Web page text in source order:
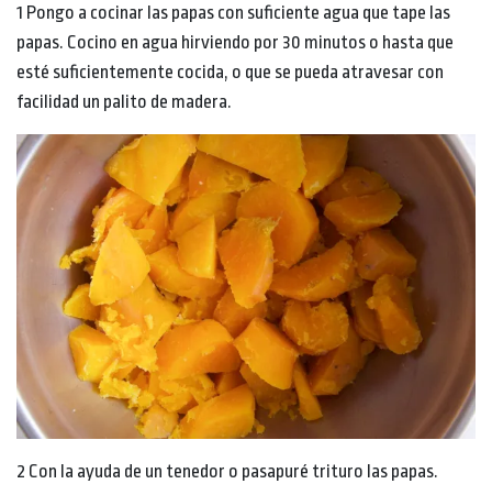
1 Pongo a cocinar las papas con suficiente agua que tape las
papas. Cocino en agua hirviendo por 30 minutos o hasta que
esté suficientemente cocida, o que se pueda atravesar con
facilidad un palito de madera.
2 Con la ayuda de un tenedor o pasapuré trituro las papas.